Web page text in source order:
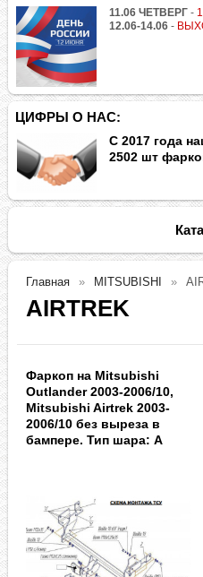
11.06 ЧЕТВЕРГ -
12.06-14.06 -
ЦИФРЫ О НАС:
С 2017 года
2502 шт
Главная MITSUBISHI
AIRTREK
Фаркоп на Mitsubishi
Outlander 2003-2006/10,
Mitsubishi Airtrek 2003-
2006/10 без выреза в
бампере. Тип шара: A